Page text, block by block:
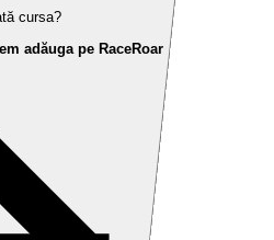
cursa?
adăuga pe RaceRoar